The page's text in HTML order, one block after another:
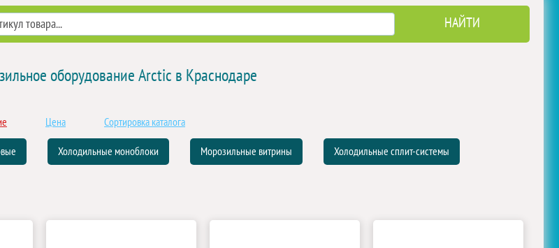
оборудование Arctic в Краснодаре
Цена Сортировка каталога
Холодильные моноблоки Морозильные витрины Холодильные сплит-системы